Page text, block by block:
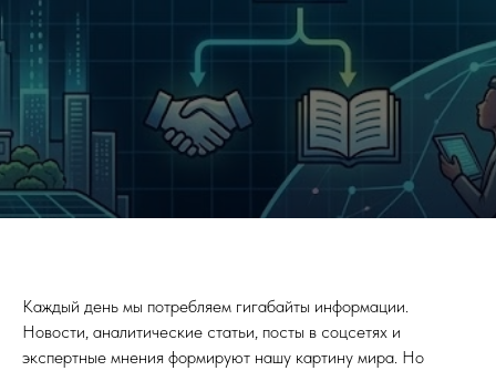
Каждый день мы потребляем гигабайты информации.
Новости, аналитические статьи, посты в соцсетях и
экспертные мнения формируют нашу картину мира. Но